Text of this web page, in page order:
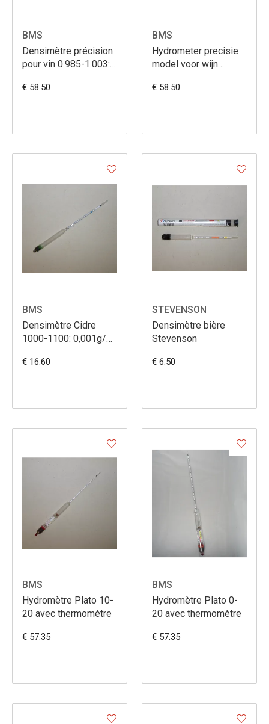
BMS
Densimètre précision
pour vin 0.985-1.003:
€ 58.50
BMS
Hydrometer precisie
model voor wijn
0.0002g/ml
€ 58.50
BMS
Densimètre Cidre
1000-1100: 0,001g/ml
€ 16.60
STEVENSON
Densimètre bière
Stevenson
€ 6.50
BMS
Hydromètre Plato 10-
20 avec thermomètre
€ 57.35
BMS
Hydromètre Plato 0-
20 avec thermomètre
€ 57.35